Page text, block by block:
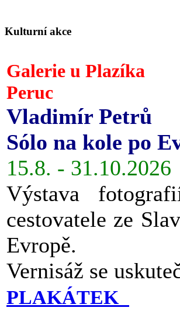
Kulturní akce
Galerie u Plazíka
Peruc
Vladimír Petrů
Sólo na kole po
15.8. - 31.10.2026
Výstava
cestovatele ze
Evropě.
Vernisáž se
PLAKÁTEK